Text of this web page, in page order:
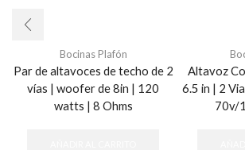
Bocinas Plafón
Par de altavoces de techo de 2
vías | woofer de 8in | 120
watts | 8 Ohms
Altavoz
6.5 in | 2
70v/